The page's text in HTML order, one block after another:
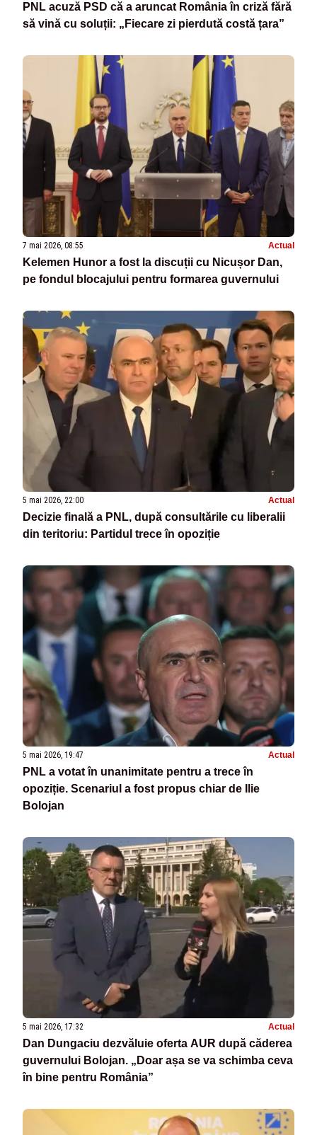
PNL acuză PSD că a aruncat România în criză fără
să vină cu soluții: „Fiecare zi pierdută costă țara”
7 mai 2026, 08:55 Actual
Kelemen Hunor a fost la discuții cu Nicușor Dan,
pe fondul blocajului pentru formarea guvernului
5 mai 2026, 22:00 Actual
Decizie finală a PNL, după consultările cu liberalii
din teritoriu: Partidul trece în opoziție
5 mai 2026, 19:47 Actual
PNL a votat în unanimitate pentru a trece în
opoziție. Scenariul a fost propus chiar de Ilie
Bolojan
5 mai 2026, 17:32 Actual
Dan Dungaciu dezvăluie oferta AUR după căderea
guvernului Bolojan. „Doar așa se va schimba ceva
în bine pentru România”